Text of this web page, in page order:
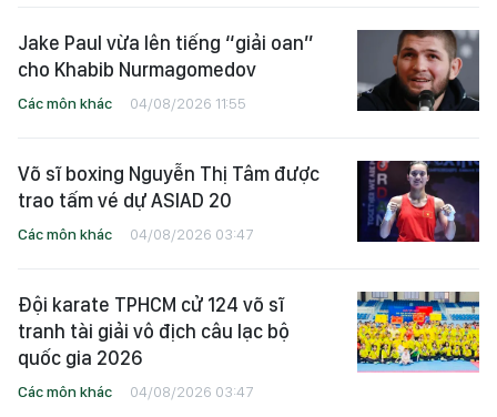
Jake Paul vừa lên tiếng “giải oan”
cho Khabib Nurmagomedov
Các môn khác 04/08/2026 11:55
Võ sĩ boxing Nguyễn Thị Tâm được
trao tấm vé dự ASIAD 20
Các môn khác 04/08/2026 03:47
Đội karate TPHCM cử 124 võ sĩ
tranh tài giải vô địch câu lạc bộ
quốc gia 2026
Các môn khác 04/08/2026 03:47